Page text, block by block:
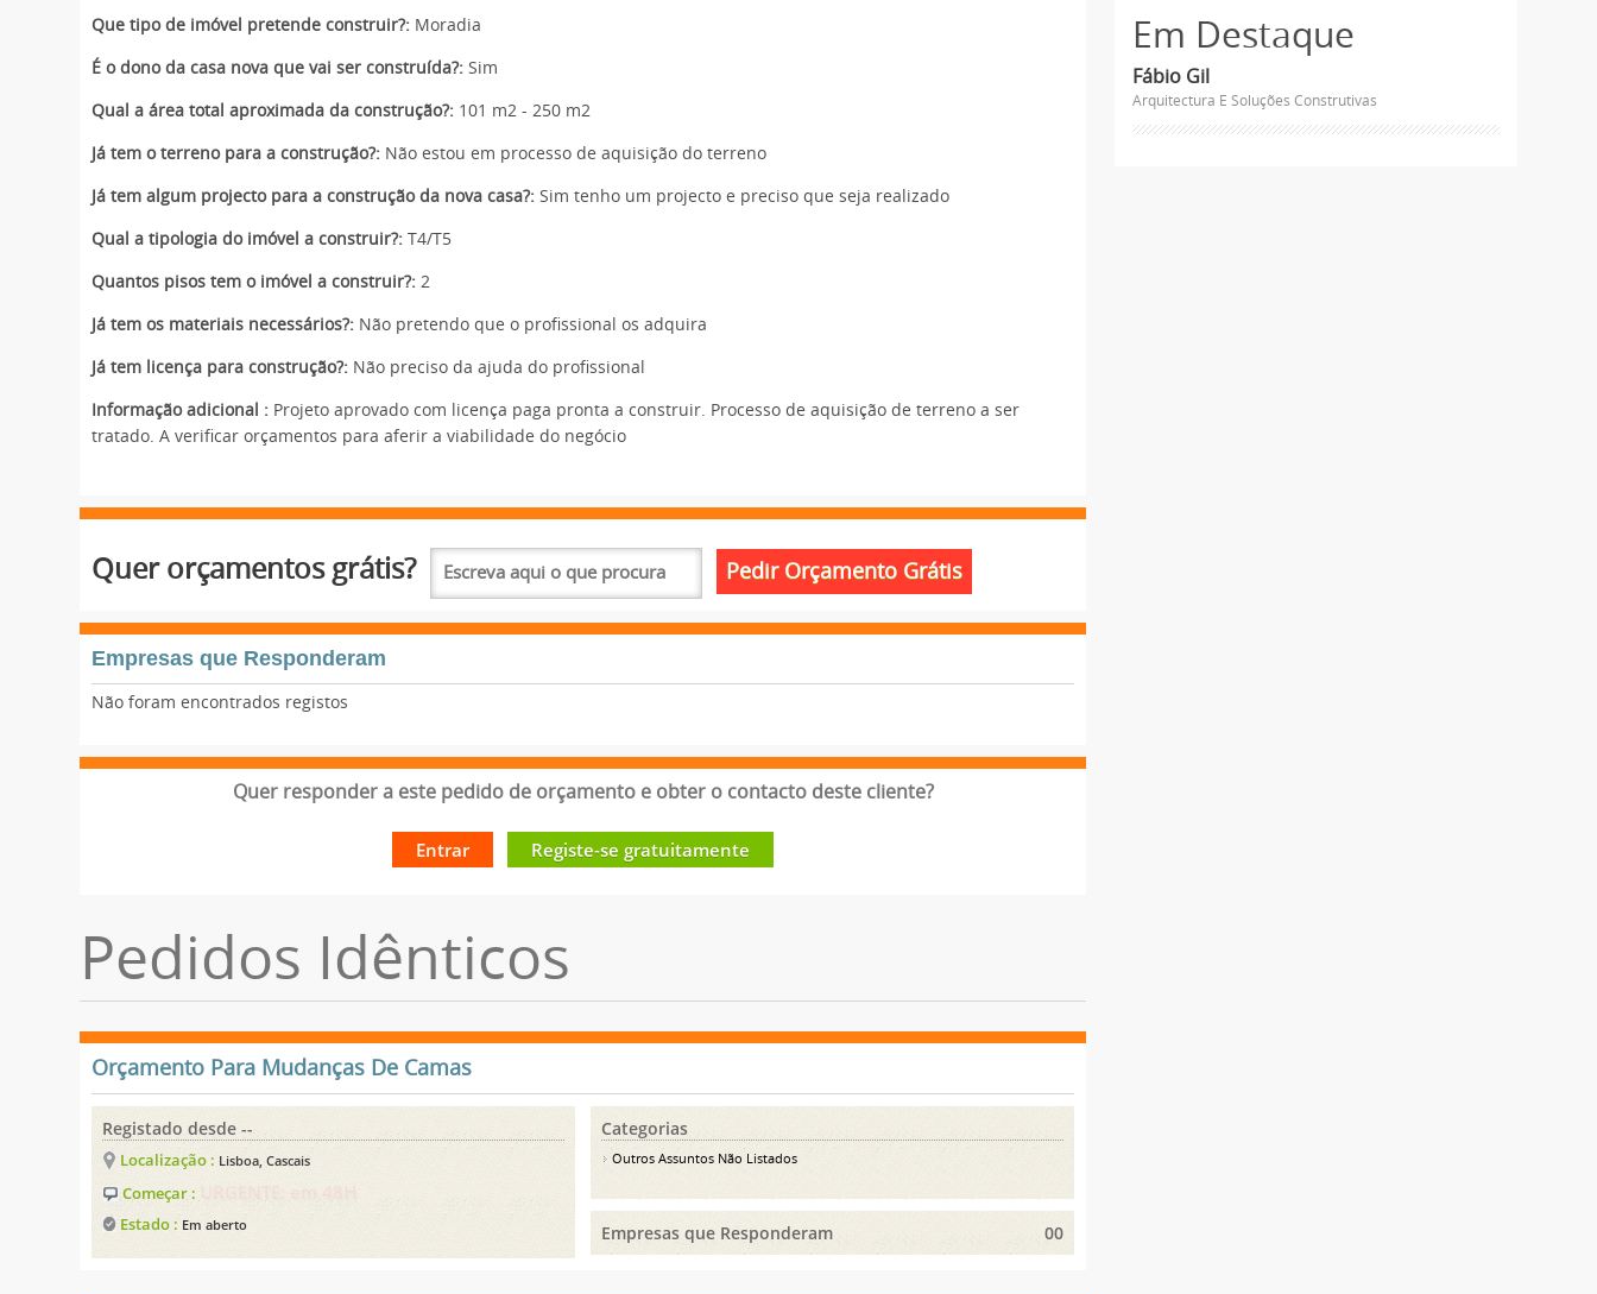
Que tipo de imóvel pretende construir?: Moradia
É o dono da casa nova que vai ser construída?: Sim
Qual a área total aproximada da construção?: 101 m2 - 250 m2
Já tem o terreno para a construção?: Não estou em processo de aquisição do terreno
Já tem algum projecto para a construção da nova casa?: Sim tenho um projecto e preciso que seja realizado
Qual a tipologia do imóvel a construir?: T4/T5
Quantos pisos tem o imóvel a construir?: 2
Já tem os materiais necessários?: Não pretendo que o profissional os adquira
Já tem licença para construção?: Não preciso da ajuda do profissional
Informação adicional : Projeto aprovado com licença paga pronta a construir. Processo de aquisição de terreno a ser
tratado. A verificar orçamentos para aferir a viabilidade do negócio
Quer orçamentos grátis?
Empresas que Responderam
Não foram encontrados registos
Quer responder a este pedido de orçamento e obter o contacto deste cliente?
Entrar Registe-se gratuitamente
Pedidos Idênticos
Orçamento Para Mudanças De Camas
Registado desde --
Localização : Lisboa, Cascais
Começar : URGENTE: em 48H
Estado : Em aberto
Categorias
Outros Assuntos Não Listados
Empresas que Responderam 00
Em Destaque
Fábio Gil
Arquitectura E Soluções Construtivas